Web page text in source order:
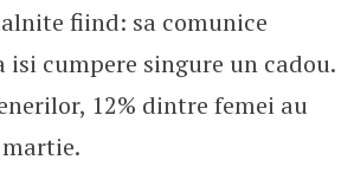
fiind: sa comunice
cumpere singure un cadou.
12% dintre femei au